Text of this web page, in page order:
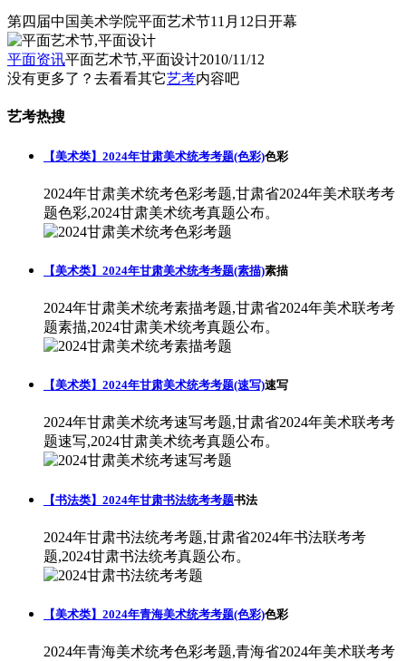
第四届中国美术学院平面艺术节11月12日开幕
平面资讯平面艺术节,平面设计2010/11/12
没有更多了？去看看其它艺考内容吧
艺考热搜
【美术类】2024年甘肃美术统考考题(色彩)色彩
2024年甘肃美术统考色彩考题,甘肃省2024年美术联考考
题色彩,2024甘肃美术统考真题公布。
【美术类】2024年甘肃美术统考考题(素描)素描
2024年甘肃美术统考素描考题,甘肃省2024年美术联考考
题素描,2024甘肃美术统考真题公布。
【美术类】2024年甘肃美术统考考题(速写)速写
2024年甘肃美术统考速写考题,甘肃省2024年美术联考考
题速写,2024甘肃美术统考真题公布。
【书法类】2024年甘肃书法统考考题书法
2024年甘肃书法统考考题,甘肃省2024年书法联考考
题,2024甘肃书法统考真题公布。
【美术类】2024年青海美术统考考题(色彩)色彩
2024年青海美术统考色彩考题,青海省2024年美术联考考